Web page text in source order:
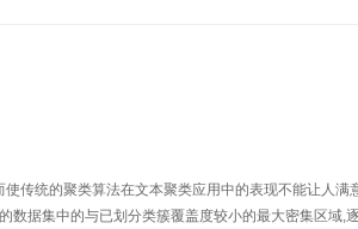
传统的聚类算法在文本聚类应用中的表现不能让人
数据集中的与已划分类簇覆盖度较小的最大密集区域